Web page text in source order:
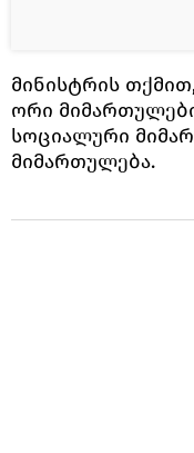
მინისტრის
ორი
სოციალური
მიმართულება.